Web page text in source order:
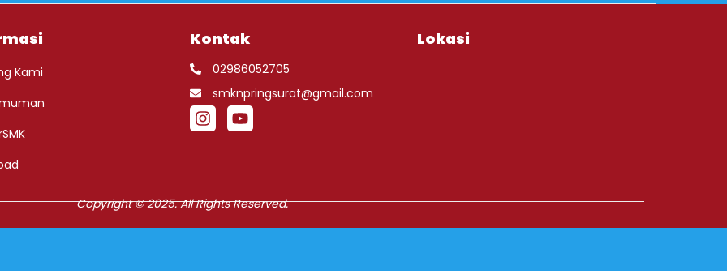
Kami
Kontak
02986052705
smknpringsurat@gmail.com
Lokasi
Copyright © 2025. All Rights Reserved.